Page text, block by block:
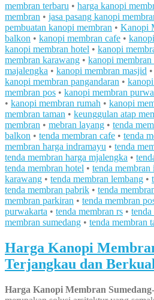
membran terbaru • harga kanopi
membran • jasa pasang kanopi
pembuatan kanopi membran • Kanopi
balkon • kanopi membran cafe •
kanopi membran hotel • kanopi
membran karawang • kanopi membran
majalengka • kanopi membran masjid •
kanopi membran pangandaran •
membran pos • kanopi membran
• kanopi membran rumah • kanopi
membran taman • keunggulan atap
membran • mebran layang • tenda
balkon • tenda membran cafe • tenda
membran harga indramayu • tenda
tenda membran harga mjalengka •
tenda membran hotel • tenda membran
karawang • tenda membran lembang •
tenda membran pabrik • tenda
membran parkiran • tenda membran
purwakarta • tenda membran rs •
membran sumedang • tenda membran
Harga Kanopi
Terjangkau dan
Harga Kanopi Membran Sumedang-